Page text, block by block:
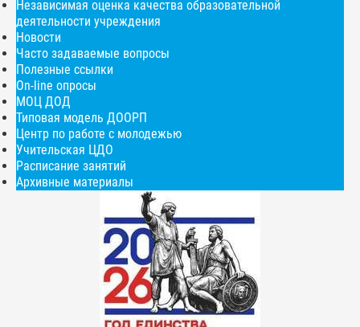
Независимая оценка качества образовательной
деятельности учреждения
Новости
Часто задаваемые вопросы
Полезные ссылки
On-line опросы
МОЦ ДОД
Типовая модель ДООРП
Центр по работе с молодежью
Учительская ЦДО
Расписание занятий
Архивные материалы